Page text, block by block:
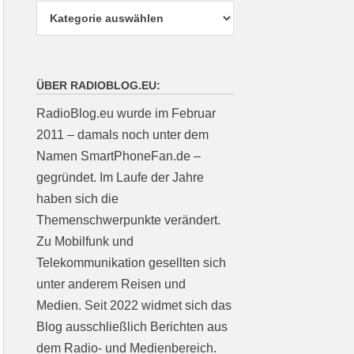
ÜBER RADIOBLOG.EU:
RadioBlog.eu wurde im Februar
2011 – damals noch unter dem
Namen SmartPhoneFan.de –
gegründet. Im Laufe der Jahre
haben sich die
Themenschwerpunkte verändert.
Zu Mobilfunk und
Telekommunikation gesellten sich
unter anderem Reisen und
Medien. Seit 2022 widmet sich das
Blog ausschließlich Berichten aus
dem Radio- und Medienbereich.